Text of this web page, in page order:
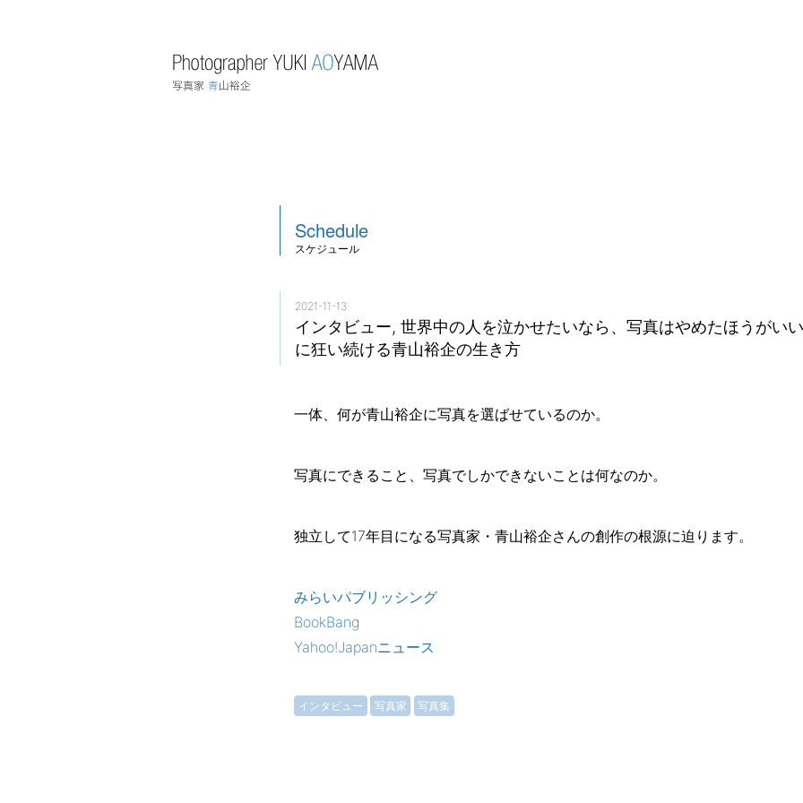
Schedule
スケジュール
2021-11-13
インタビュー, 世界中の人を泣かせたいなら、写真はやめたほうがい
に狂い続ける青山裕企の生き方
一体、何が青山裕企に写真を選ばせているのか。
写真にできること、写真でしかできないことは何なのか。
独立して17年目になる写真家・青山裕企さんの創作の根源に迫ります。
みらいパブリッシング
BookBang
Yahoo!Japanニュース
インタビュー 写真家 写真集